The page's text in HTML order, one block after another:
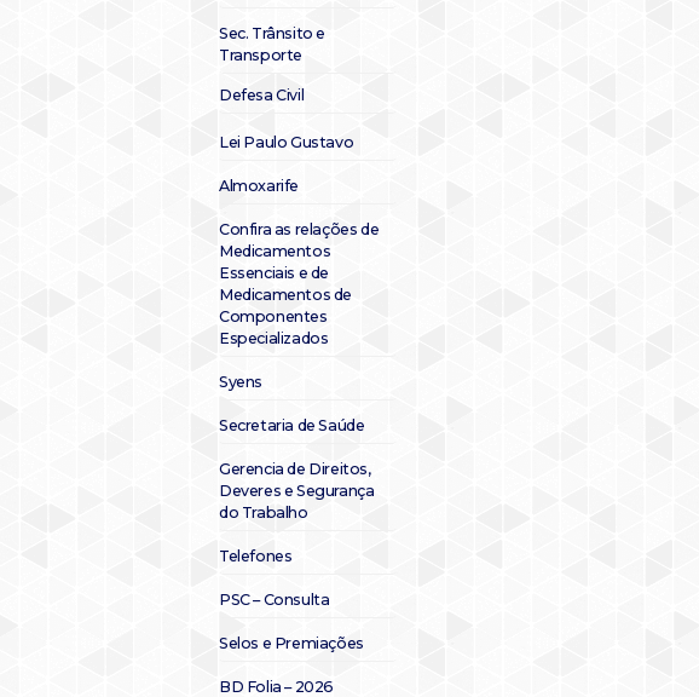
Sec. Trânsito e
Transporte
Defesa Civil
Lei Paulo Gustavo
Almoxarife
Confira as relações de
Medicamentos
Essenciais e de
Medicamentos de
Componentes
Especializados
Syens
Secretaria de Saúde
Gerencia de Direitos,
Deveres e Segurança
do Trabalho
Telefones
PSC – Consulta
Selos e Premiações
BD Folia – 2026